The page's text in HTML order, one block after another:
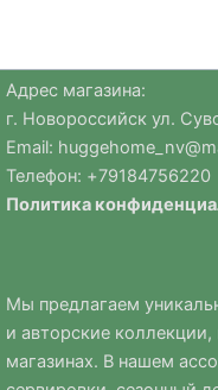
Адрес магазина:
г. Новороссийск ул.
Email:
Телефон: +79184756220
Политика
Мы предлагаем
и авторские
магазинах. В нашем